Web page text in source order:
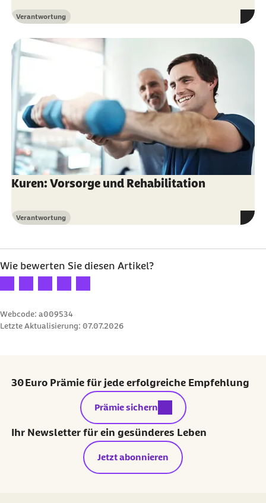
Kategorie
Verantwortung
Kuren: Vorsorge und Rehabilitation
Kategorie
Verantwortung
Wie bewerten Sie diesen Artikel?
Ihre Bewertung: 1 Stern
Ihre Bewertung: 2 Sterne
Ihre Bewertung: 3 Sterne
Ihre Bewertung: 4 Sterne
Ihre Bewertung: 5 Sterne
Webcode: a009534
Letzte Aktualisierung: 07.07.2026
30 Euro Prämie für jede erfolgreiche Empfehlung
externer Link:
Prämie sichern
Ihr Newsletter für ein gesünderes Leben
Jetzt abonnieren